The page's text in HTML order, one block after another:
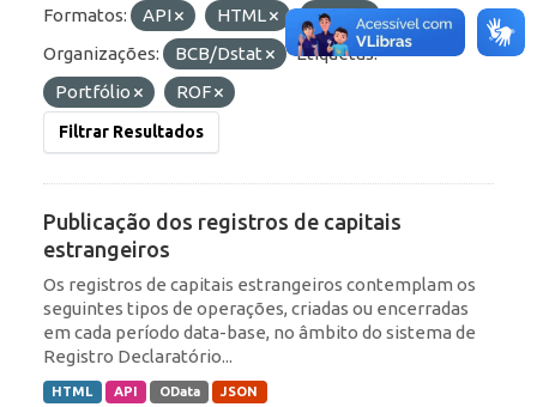
Formatos: API HTML
JSON
Organizações:
BCB/Dstat
Etiquetas:
Portfólio
ROF
Filtrar Resultados
Publicação dos registros de capitais
estrangeiros
Os registros de capitais estrangeiros contemplam os
seguintes tipos de operações, criadas ou encerradas
em cada período data-base, no âmbito do sistema de
Registro Declaratório...
HTML API OData JSON